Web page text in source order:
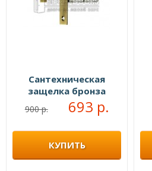
Сантехническая
защелка бронза
900 р. 693 р.
КУПИТЬ